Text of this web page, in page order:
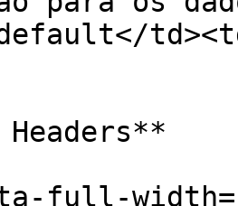
full-